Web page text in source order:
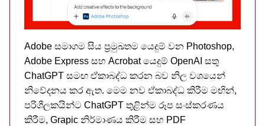
Adobe සමාගම සිය ප්‍රමුඛතම යෙදුම් වන Photoshop,
Adobe Express සහ Acrobat යෙදුම් OpenAI සතු
ChatGPT සමඟ ඒකාබද්ධ කරන බව නිල වශයෙන්
නිවේදනය කර ඇත. මෙම නව ඒකාබද්ධ කිරීම මඟින්,
පරිශීලකයින්ට ChatGPT තුළින්ම රූප සංස්කරණය
කිරීම, Grapic නිර්මාණය කිරීම සහ PDF